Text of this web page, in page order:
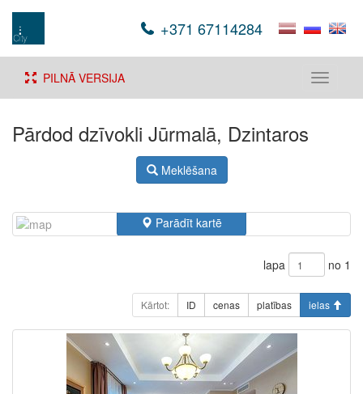
+371 67114284
Toggle
PILNĀ VERSIJA
Pārdod dzīvokli Jūrmalā, Dzintaros
Meklēšana
Parādīt kartē
lapa no 1
Kārtot: ID cenas platības ielas